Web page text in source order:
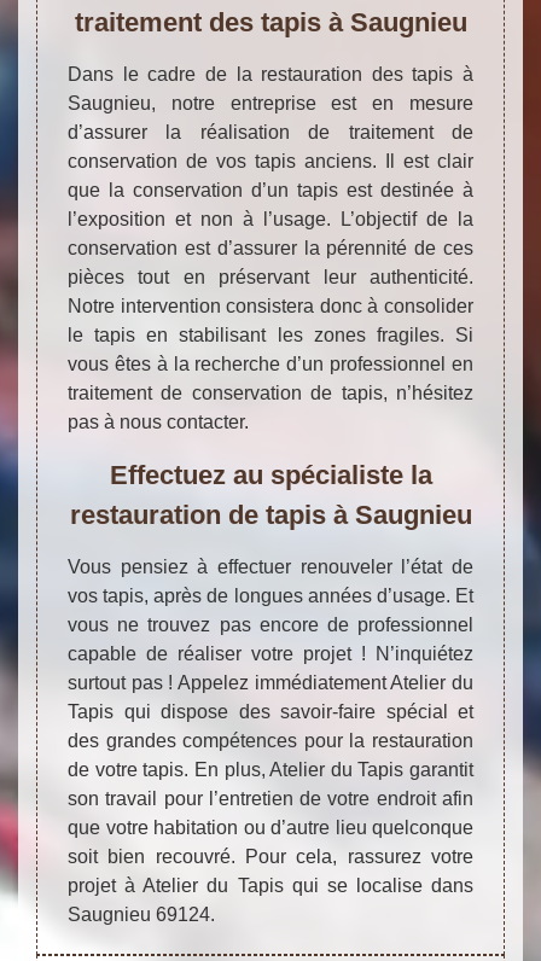
traitement des tapis à Saugnieu
Dans le cadre de la restauration des tapis à
Saugnieu, notre entreprise est en mesure
d’assurer la réalisation de traitement de
conservation de vos tapis anciens. Il est clair
que la conservation d’un tapis est destinée à
l’exposition et non à l’usage. L’objectif de la
conservation est d’assurer la pérennité de ces
pièces tout en préservant leur authenticité.
Notre intervention consistera donc à consolider
le tapis en stabilisant les zones fragiles. Si
vous êtes à la recherche d’un professionnel en
traitement de conservation de tapis, n’hésitez
pas à nous contacter.
Effectuez au spécialiste la
restauration de tapis à Saugnieu
Vous pensiez à effectuer renouveler l’état de
vos tapis, après de longues années d’usage. Et
vous ne trouvez pas encore de professionnel
capable de réaliser votre projet ! N’inquiétez
surtout pas ! Appelez immédiatement Atelier du
Tapis qui dispose des savoir-faire spécial et
des grandes compétences pour la restauration
de votre tapis. En plus, Atelier du Tapis garantit
son travail pour l’entretien de votre endroit afin
que votre habitation ou d’autre lieu quelconque
soit bien recouvré. Pour cela, rassurez votre
projet à Atelier du Tapis qui se localise dans
Saugnieu 69124.